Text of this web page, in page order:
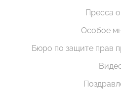
Пресса
Особое
Бюро по защите прав